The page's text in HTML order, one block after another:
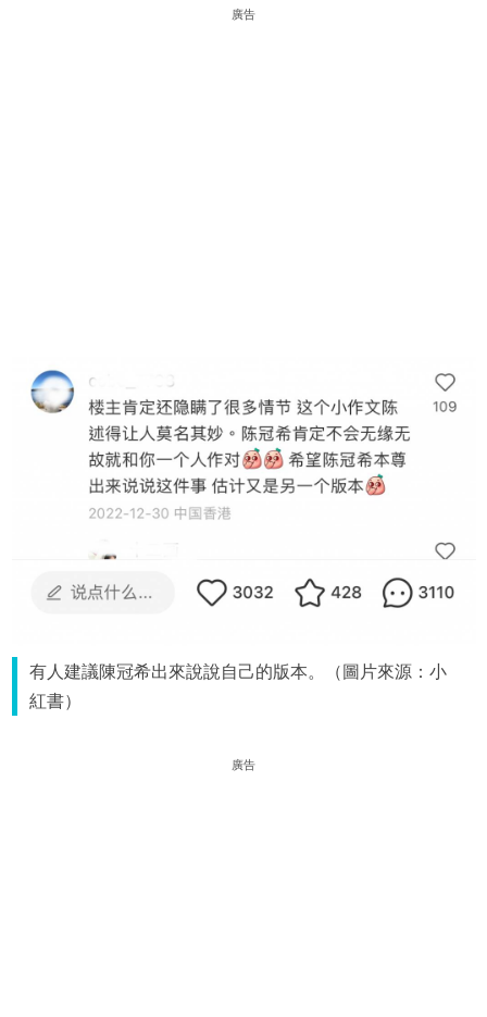
廣告
有人建議陳冠希出來說說自己的版本。（圖片來源：小
紅書）
廣告